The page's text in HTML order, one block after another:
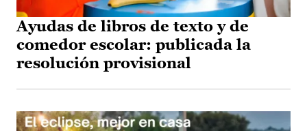
Ayudas de libros de texto y de
comedor escolar: publicada la
resolución provisional